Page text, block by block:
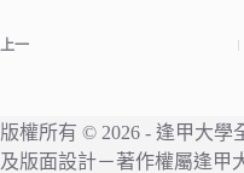
上一
版權所有 © 2026 - 逢甲大學
及版面設計－著作權屬逢甲